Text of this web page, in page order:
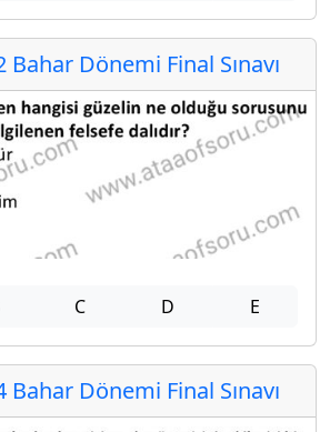
Dönemi Final Sınavı
C D E
Dönemi Final Sınavı